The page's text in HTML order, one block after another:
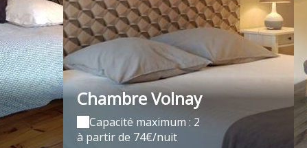
Chambre Volnay
Capacité maximum : 2
à partir de 74€/nuit